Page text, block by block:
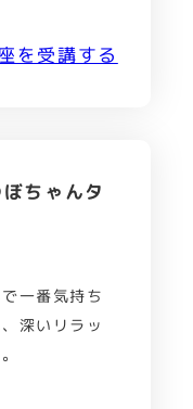
を受講する
ちゃんタ
一番気持ち
深いリラッ